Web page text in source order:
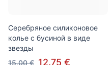
Серебряное силиконовое
колье с бусиной в виде
звезды
15.00 € 12.75 €